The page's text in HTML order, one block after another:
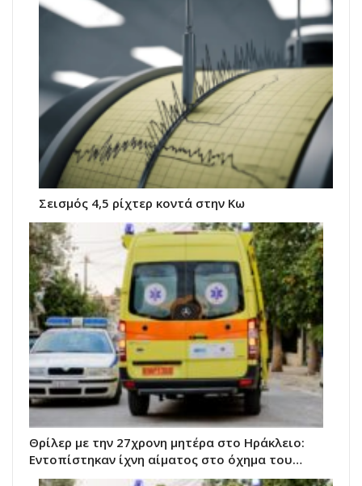
Σεισμός 4,5 ρίχτερ κοντά στην Κω
Θρίλερ με την 27χρονη μητέρα στο Ηράκλειο:
Εντοπίστηκαν ίχνη αίματος στο όχημα του…